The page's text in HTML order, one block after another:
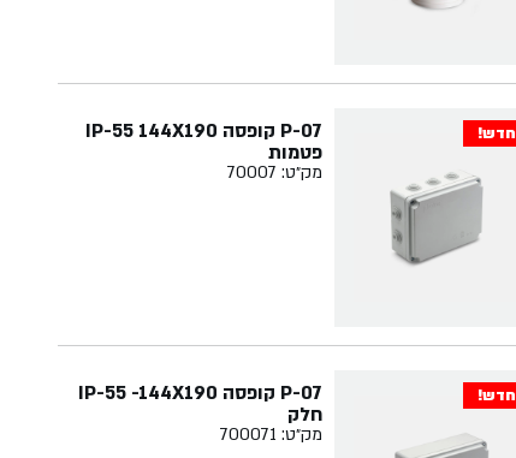
חדש!
P-07 קופסה IP-55 144X190
פטמות
מק״ט: 70007
חדש!
P-07 קופסה IP-55 -144X190
חלק
מק״ט: 700071